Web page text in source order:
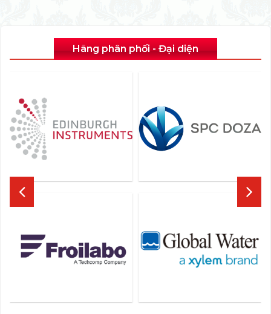
Hãng phân phối - Đại diện